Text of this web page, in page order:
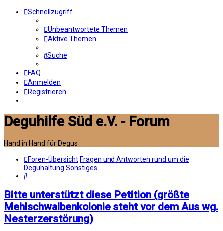
Schnellzugriff
Unbeantwortete Themen
Aktive Themen
Suche
FAQ
Anmelden
Registrieren
Deguhilfe Süd e.V. - Forum
Hand in Hand für Degus
Foren-ÜbersichtFragen und Antworten rund um die
Deguhaltung Sonstiges
Suche
Bitte unterstützt diese Petition (größte
Mehlschwalbenkolonie steht vor dem Aus wg.
Nesterzerstörung)